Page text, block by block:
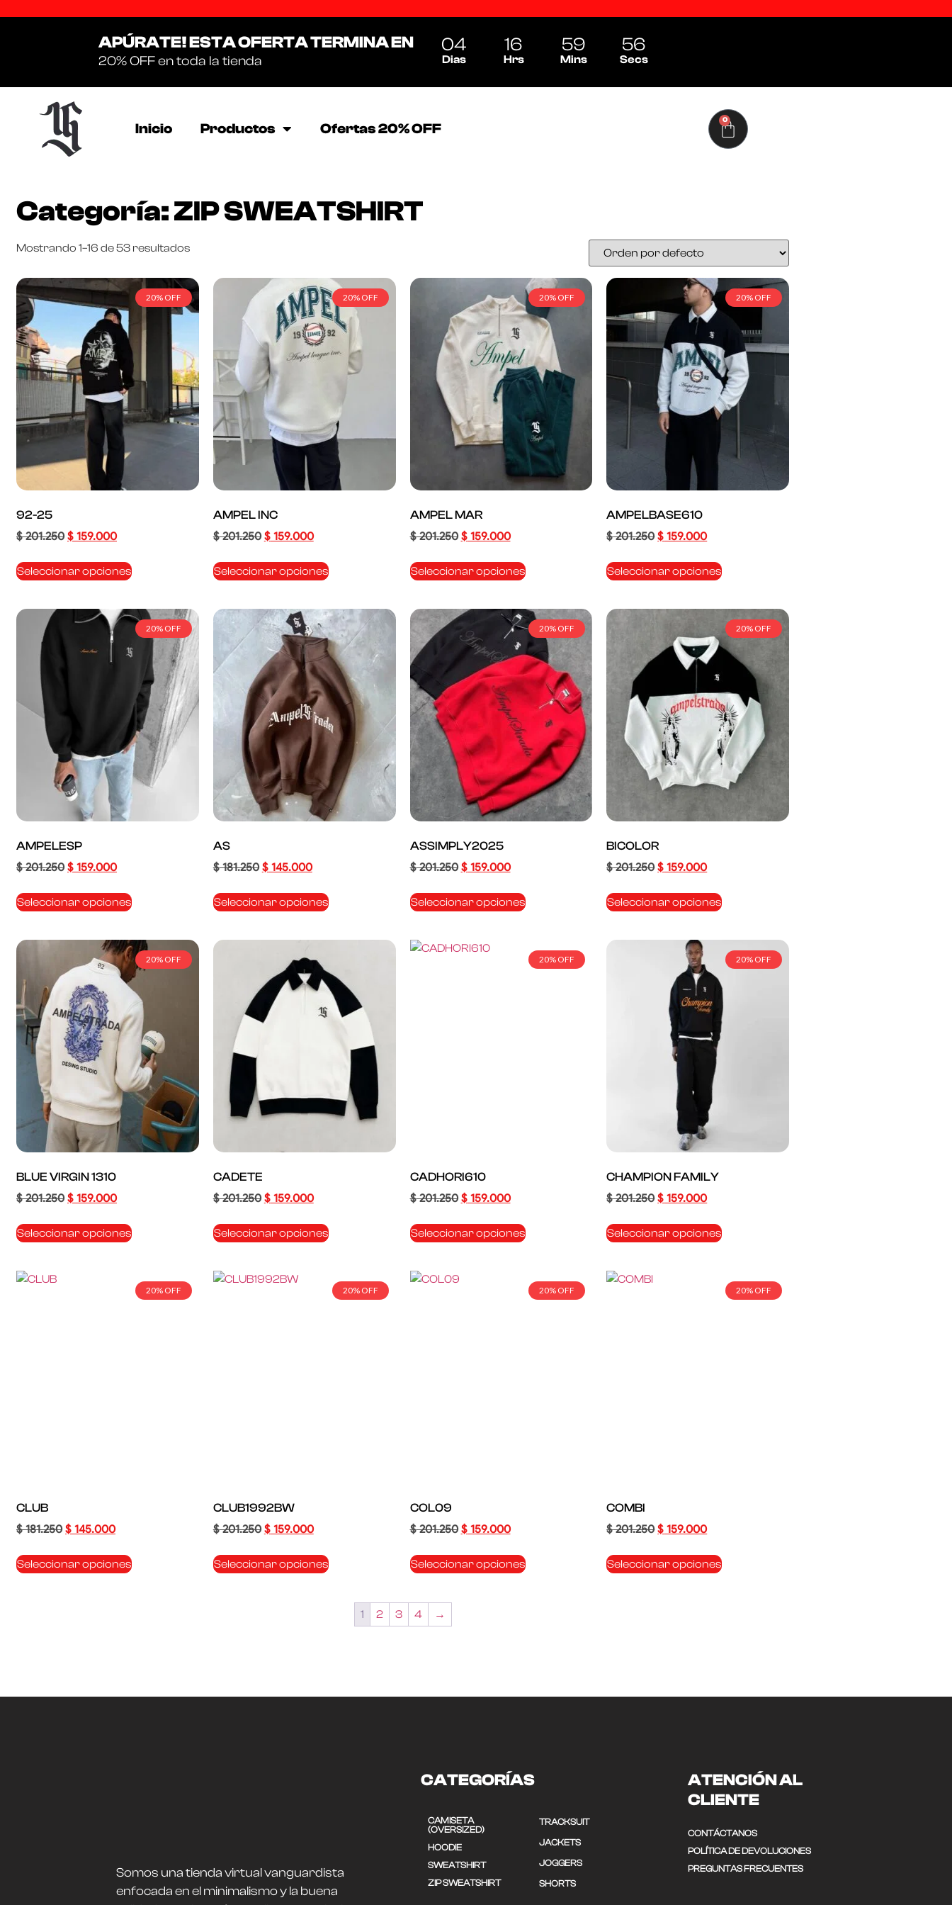
APÚRATE! ESTA OFERTA TERMINA EN
20% OFF en toda la tienda
04
Dias
16
Hrs
59
Mins
55
Secs
Inicio Productos Ofertas 20% OFF
0
Categoría: ZIP SWEATSHIRT
Mostrando 1–16 de 53 resultados
20% OFF
92-25
$201.250 $ 159.000
Seleccionar opciones
20% OFF
AMPEL INC
$201.250 $159.000
Seleccionar opciones
20% OFF
AMPEL MAR
$201.250 $159.000
Seleccionar opciones
20% OFF
AMPELBASE610
$201.250 $ 159.000
Seleccionar opciones
20% OFF
AMPELESP
$201.250 $ 159.000
Seleccionar opciones
AS
$181.250 $145.000
Seleccionar opciones
20% OFF
ASSIMPLY2025
$201.250 $159.000
Seleccionar opciones
20% OFF
BICOLOR
$201.250 $ 159.000
Seleccionar opciones
20% OFF
BLUE VIRGIN 1310
$201.250 $ 159.000
Seleccionar opciones
CADETE
$201.250 $159.000
Seleccionar opciones
20% OFF
CADHORI610
$201.250 $159.000
Seleccionar opciones
20% OFF
CHAMPION FAMILY
$201.250 $ 159.000
Seleccionar opciones
20% OFF
CLUB
$181.250 $ 145.000
Seleccionar opciones
20% OFF
CLUB1992BW
$201.250 $159.000
Seleccionar opciones
20% OFF
COL09
$201.250 $159.000
Seleccionar opciones
20% OFF
COMBI
$201.250 $ 159.000
Seleccionar opciones
1 2 3 4 →
Somos una tienda virtual vanguardista
enfocada en el minimalismo y la buena
CATEGORÍAS
CAMISETA
(OVERSIZED)
HOODIE
SWEATSHIRT
ZIP SWEATSHIRT
TRACKSUIT
JACKETS
JOGGERS
SHORTS
ATENCIÓN AL
CLIENTE
CONTÁCTANOS
POLÍTICA DE DEVOLUCIONES
PREGUNTAS FRECUENTES